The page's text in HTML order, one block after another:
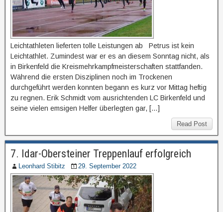
Leichtathleten lieferten tolle Leistungen ab Petrus ist kein
Leichtathlet. Zumindest war er es an diesem Sonntag nicht, als
in Birkenfeld die Kreismehrkampfmeisterschaften stattfanden.
Während die ersten Disziplinen noch im Trockenen
durchgeführt werden konnten begann es kurz vor Mittag heftig
zu regnen. Erik Schmidt vom ausrichtenden LC Birkenfeld und
seine vielen emsigen Helfer überlegten gar, […]
Read Post
7. Idar-Obersteiner Treppenlauf erfolgreich
Leonhard Stibitz 29. September 2022